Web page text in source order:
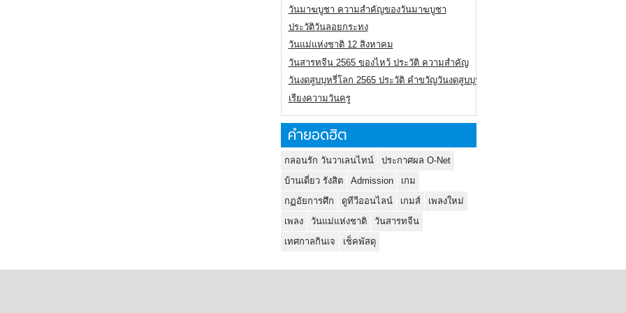
วันมาฆบูชา ความสำคัญของวันมาฆบูชา
ประวัติวันลอยกระทง
วันแม่แห่งชาติ 12 สิงหาคม
วันสารทจีน 2565 ของไหว้ ประวัติ ความสำคัญ
วันงดสูบบุหรี่โลก 2565 ประวัติ คำขวัญวันงดสูบบุหรี่โลก
เรียงความวันครู
คำยอดฮิต
กลอนรัก วันวาเลนไทน์
ประกาศผล O-Net
บ้านเดี่ยว รังสิต
Admission
เกม
กฏอัยการศึก
ดูทีวีออนไลน์ เกมส์
เพลงใหม่
เพลง
วันแม่แห่งชาติ
วันสารทจีน
เทศกาลกินเจ
เช็คพัสดุ